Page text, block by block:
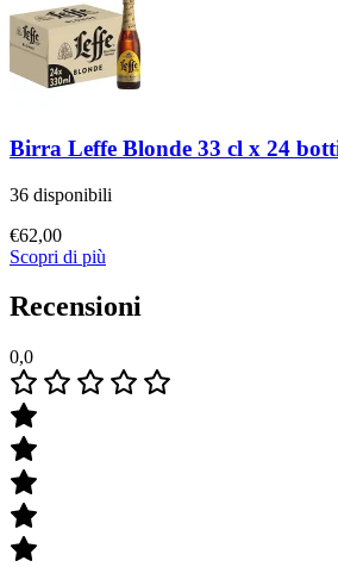
Birra Leffe Blonde 33 cl x 24
36 disponibili
€62,00
Scopri di più
Recensioni
0,0